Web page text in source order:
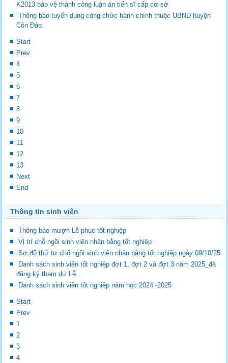
K2013 bảo vệ thành công luận án tiến sĩ cấp cơ sở
Thông báo tuyển dụng công chức hành chính thuộc UBND huyện
Côn Đảo.
Start
Prev
4
5
6
7
8
9
10
11
12
13
Next
End
Thông tin sinh viên
Thông báo mượn Lễ phục tốt nghiệp
Vị trí chỗ ngồi sinh viên nhận bằng tốt nghiệp
Sơ đồ thứ tự chổ ngồi sinh viên nhận bằng tốt nghiệp ngày 09/10/25
Danh sách sinh viên tốt nghiệp đợt 1, đợt 2 và đợt 3 năm 2025_đã
đăng ký tham dự Lễ
Danh sách sinh viên tốt nghiệp năm học 2024 -2025
Start
Prev
1
2
3
4